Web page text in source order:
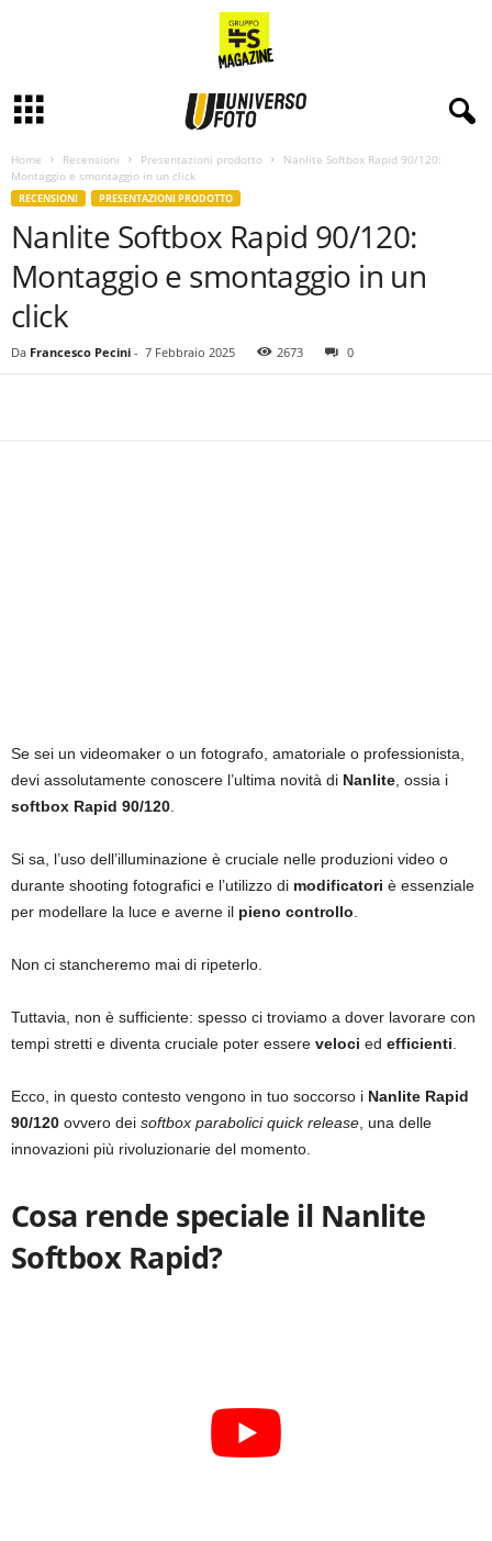
Home Recensioni Presentazioni prodotto
Nanlite Softbox Rapid 90/120:
Montaggio e smontaggio in un click
RECENSIONI PRESENTAZIONI PRODOTTO
Nanlite Softbox Rapid 90/120:
Montaggio e smontaggio in un
click
Da Francesco Pecini - 7 Febbraio 2025 2673 0
Se sei un videomaker o un fotografo, amatoriale o professionista,
devi assolutamente conoscere l’ultima novità di Nanlite, ossia i
softbox Rapid 90/120.
Si sa, l’uso dell’illuminazione è cruciale nelle produzioni video o
durante shooting fotografici e l’utilizzo di modificatori è essenziale
per modellare la luce e averne il pieno controllo.
Non ci stancheremo mai di ripeterlo.
Tuttavia, non è sufficiente: spesso ci troviamo a dover lavorare con
tempi stretti e diventa cruciale poter essere veloci ed efficienti.
Ecco, in questo contesto vengono in tuo soccorso i Nanlite Rapid
90/120 ovvero dei softbox parabolici quick release, una delle
innovazioni più rivoluzionarie del momento.
Cosa rende speciale il Nanlite
Softbox Rapid?